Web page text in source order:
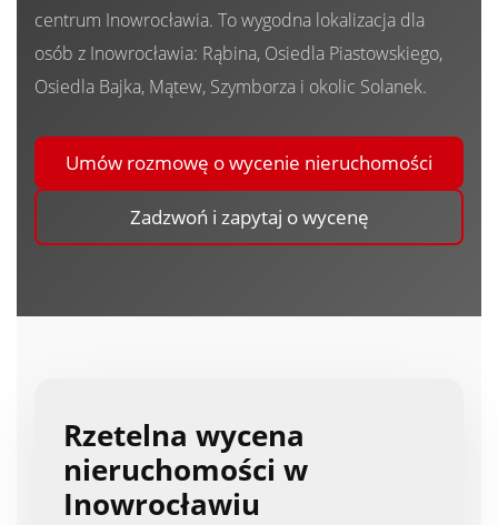
Najmem
centrum Inowrocławia. To wygodna lokalizacja dla
osób z Inowrocławia: Rąbina, Osiedla Piastowskiego,
Osiedla Bajka, Mątew, Szymborza i okolic Solanek.
Umów rozmowę o wycenie nieruchomości
Zadzwoń i zapytaj o wycenę
Rzetelna wycena
nieruchomości w
Inowrocławiu